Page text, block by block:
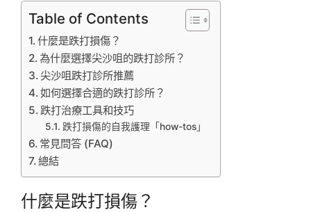
Table of Contents
什麼是跌打損傷？
為什麼選擇尖沙咀的跌打診所？
尖沙咀跌打診所推薦
如何選擇合適的跌打診所？
跌打治療工具和技巧
跌打損傷的自我護理「how-tos」
常見問答 (FAQ)
總結
什麼是跌打損傷？